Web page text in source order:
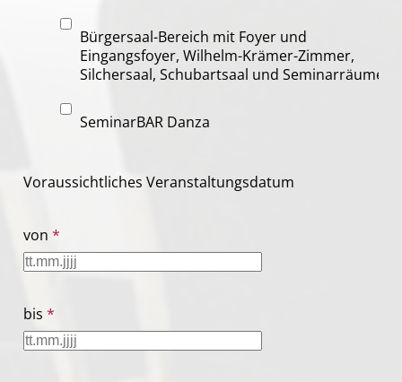
Bürgersaal-Bereich mit Foyer und
Eingangsfoyer, Wilhelm-Krämer-Zimmer,
Silchersaal, Schubartsaal und Seminarräumen
SeminarBAR Danza
Voraussichtliches Veranstaltungsdatum
von *
bis *